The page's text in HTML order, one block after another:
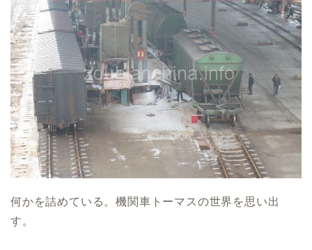
何かを詰めている。機関車トーマスの世界を思い出
す。